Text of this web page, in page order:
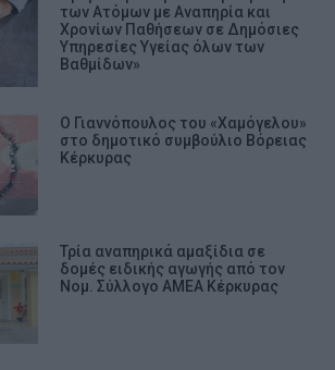
των Ατόμων με Αναπηρία και
Χρονίων Παθήσεων σε Δημόσιες
Υπηρεσίες Υγείας όλων των
Βαθμίδων»
Ο Γιαννόπουλος του «Χαμόγελου»
στο δημοτικό συμβούλιο Βόρειας
Κέρκυρας
Τρία αναπηρικά αμαξίδια σε
δομές ειδικής αγωγής από τον
Νομ. Σύλλογο ΑΜΕΑ Κέρκυρας